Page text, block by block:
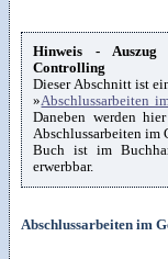
Hinweis - Auszug
Controlling
Dieser Abschnitt ist
»Abschlussarbeiten
Daneben werden
Abschlussarbeiten im
Buch ist im
erwerbbar.
Abschlussarbeiten im